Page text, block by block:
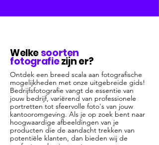
Welkesoorten
fotografiezijn er?
Ontdek een breed scala aan fotografische
mogelijkheden met onze uitgebreide gids!
Bedrijfsfotografie vangt de essentie van
jouw bedrijf, variërend van professionele
portretten tot sfeervolle foto's van jouw
kantooromgeving. Als je op zoek bent naar
hoogwaardige afbeeldingen van je
producten die de aandacht trekken van
potentiële klanten, dan bieden wij de